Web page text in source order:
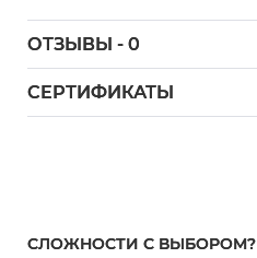
ОТЗЫВЫ - 0
СЕРТИФИКАТЫ
СЛОЖНОСТИ С ВЫБОРОМ?